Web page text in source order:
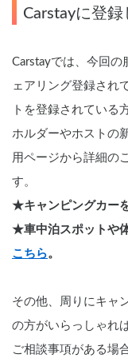
Carstayに登録
Carstayでは、今回の
ェアリング登録され
トを登録されている
ホルダーやホストの
用ページから詳細の
す。
★キャンピングカー
★車中泊スポットや
こちら。
その他、周りにキャ
の方がいらっしゃれ
ご相談事項がある場